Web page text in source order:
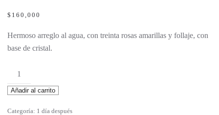
$ 160,000
Hermoso arreglo al agua, con treinta rosas amarillas y follaje, con
base de cristal.
Amelia
cantidad
Añadir al carrito
Categoría: 1 día después